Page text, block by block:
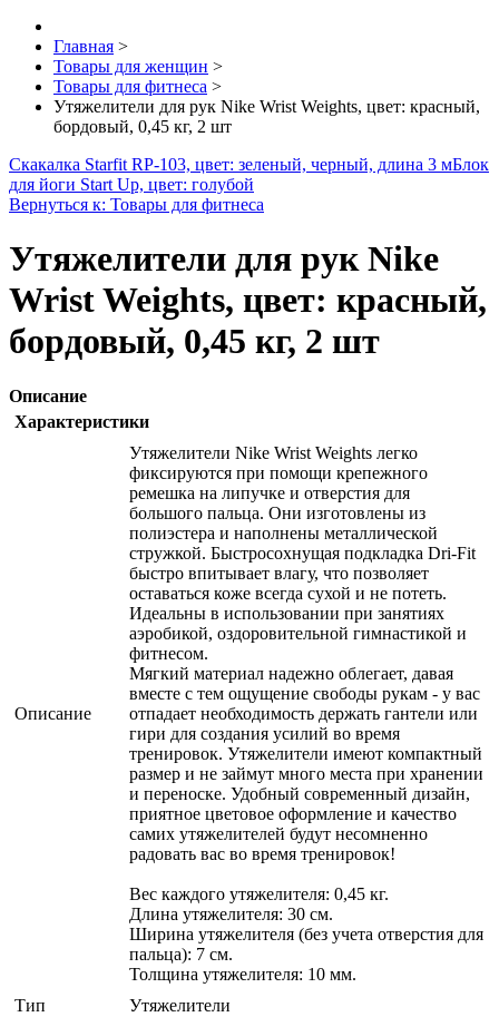
Главная >
Товары для женщин >
Товары для фитнеса >
Утяжелители для рук Nike Wrist Weights, цвет: красный,
бордовый, 0,45 кг, 2 шт
Скакалка Starfit RP-103, цвет: зеленый, черный, длина 3 мБлок
для йоги Start Up, цвет: голубой
Вернуться к: Товары для фитнеса
Утяжелители для рук Nike
Wrist Weights, цвет: красный,
бордовый, 0,45 кг, 2 шт
Описание
Характеристики
Описание
Утяжелители Nike Wrist Weights легко
фиксируются при помощи крепежного
ремешка на липучке и отверстия для
большого пальца. Они изготовлены из
полиэстера и наполнены металлической
стружкой. Быстросохнущая подкладка Dri-Fit
быстро впитывает влагу, что позволяет
оставаться коже всегда сухой и не потеть.
Идеальны в использовании при занятиях
аэробикой, оздоровительной гимнастикой и
фитнесом.
Мягкий материал надежно облегает, давая
вместе с тем ощущение свободы рукам - у вас
отпадает необходимость держать гантели или
гири для создания усилий во время
тренировок. Утяжелители имеют компактный
размер и не займут много места при хранении
и переноске. Удобный современный дизайн,
приятное цветовое оформление и качество
самих утяжелителей будут несомненно
радовать вас во время тренировок!
Вес каждого утяжелителя: 0,45 кг.
Длина утяжелителя: 30 см.
Ширина утяжелителя (без учета отверстия для
пальца): 7 см.
Толщина утяжелителя: 10 мм.
Тип
Утяжелители